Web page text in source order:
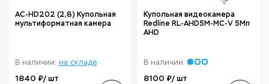
AC-HD202 (2,8) Купольная
мультиформатная камера
В наличии: на складе
1840 ₽/ шт
Купольная видеокамера
Redline RL-AHD5M-MC-V 5Мп
АHD
В наличии:
8100 ₽/ шт